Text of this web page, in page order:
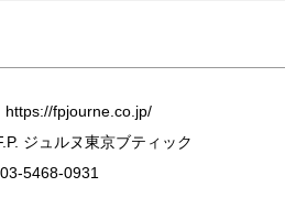
https://fpjourne.co.jp/
ジュルヌ東京ブティック
03-5468-0931